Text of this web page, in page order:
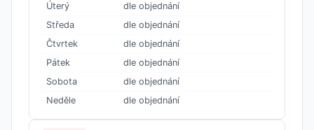
Úterý
dle objednání
Středa
dle objednání
Čtvrtek
dle objednání
Pátek
dle objednání
Sobota
dle objednání
Neděle
dle objednání